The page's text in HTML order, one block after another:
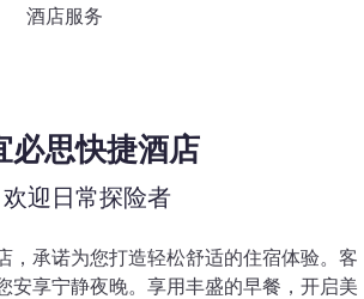
酒店服务
必思快捷酒店
迎日常探险者
，承诺为您打造轻松舒适的住宿体验。客
安享宁静夜晚。享用丰盛的早餐，开启美